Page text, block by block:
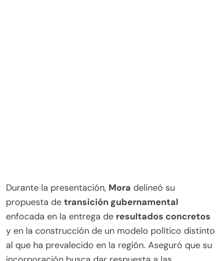
Durante la presentación, Mora delineó su
propuesta de transición gubernamental
enfocada en la entrega de resultados concretos
y en la construcción de un modelo político distinto
al que ha prevalecido en la región. Aseguró que su